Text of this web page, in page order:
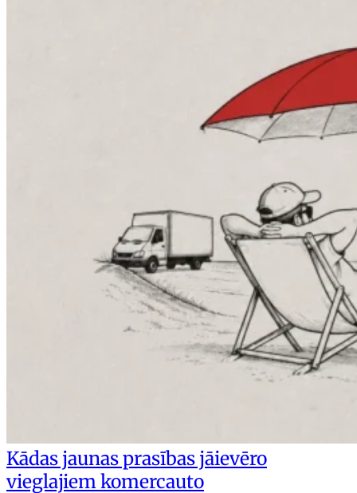
Kādas jaunas prasības jāievēro
vieglajiem komercauto